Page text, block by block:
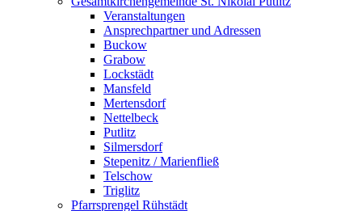
Veranstaltungen
Ansprechpartner und Adressen
Buckow
Grabow
Lockstädt
Mansfeld
Mertensdorf
Nettelbeck
Putlitz
Silmersdorf
Stepenitz / Marienfließ
Telschow
Triglitz
Pfarrsprengel Rühstädt